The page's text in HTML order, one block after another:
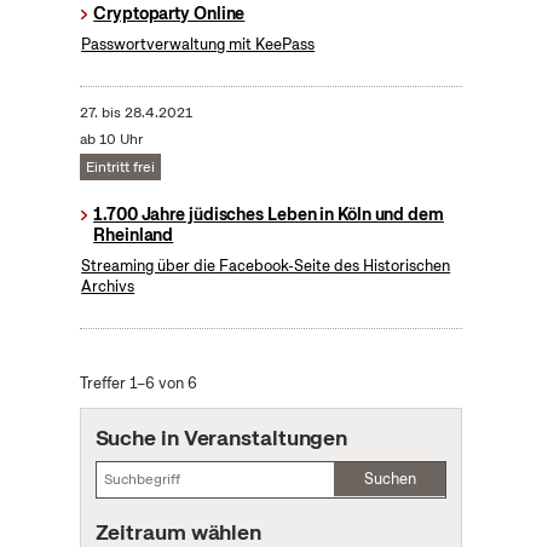
Cryptoparty Online
Passwortverwaltung mit KeePass
27. bis28.4.2021
ab 10 Uhr
Eintritt frei
1.700 Jahre jüdisches Leben in Köln und dem
Rheinland
Streaming über die Facebook-Seite des Historischen
Archivs
Treffer 1–6 von 6
Suche in Veranstaltungen
Suchen
Zeitraum wählen